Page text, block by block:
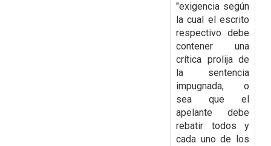
"exigencia según
la cual el escrito
respectivo debe
contener una
crítica prolija de
la sentencia
impugnada, o
sea que el
apelante debe
rebatir todos y
cada uno de los